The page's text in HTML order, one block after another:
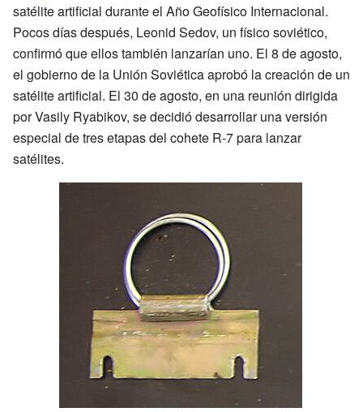
satélite artificial durante el Año Geofísico Internacional.
Pocos días después, Leonid Sedov, un físico soviético,
confirmó que ellos también lanzarían uno. El 8 de agosto,
el gobierno de la Unión Soviética aprobó la creación de un
satélite artificial. El 30 de agosto, en una reunión dirigida
por Vasily Ryabikov, se decidió desarrollar una versión
especial de tres etapas del cohete R-7 para lanzar
satélites.